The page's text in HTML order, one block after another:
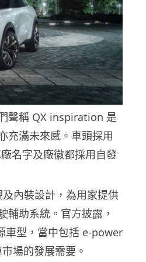
聲稱 QX inspiration 是
充滿未來感。車頭採用
名字及廠徽都採用自發
內裝設計，為用家提供
輔助系統。官方披露，
車型，當中包括 e-power
場的發展需要。